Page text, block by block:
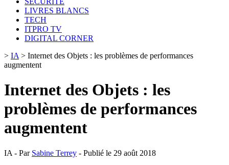
LIVRES BLANCS
TECH
ITPRO TV
DIGITAL CORNER
> IA > Internet des Objets : les problèmes de performances
augmentent
Internet des Objets : les
problèmes de performances
augmentent
IA - Par Sabine Terrey - Publié le 29 août 2018